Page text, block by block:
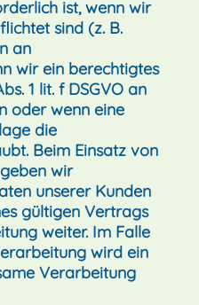
ist, wenn wir
sind (z. B.
an
wir ein berechtigtes
1 lit. f DSGVO an
oder wenn eine
die
Beim Einsatz von
wir
unserer Kunden
gültigen Vertrags
weiter. Im Falle
wird ein
Verarbeitung